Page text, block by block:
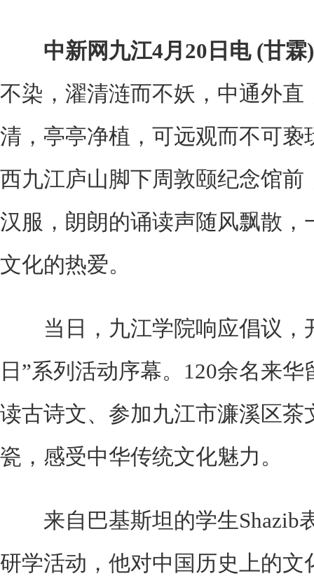
中新网九江4月20日电 (甘霖)
不染，濯清涟而不妖，中通外直
清，亭亭净植，可远观而不可亵
西九江庐山脚下周敦颐纪念馆前
汉服，朗朗的诵读声随风飘散，
文化的热爱。
当日，九江学院响应倡议，
日”系列活动序幕。120余名来
读古诗文、参加九江市濂溪区茶
瓷，感受中华传统文化魅力。
来自巴基斯坦的学生Shazib
研学活动，他对中国历史上的文